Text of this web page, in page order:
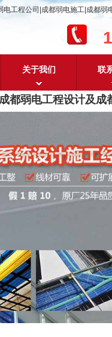
工程公司|成都弱电施工|成都弱
关于我们 联
都弱电工程设计及成都